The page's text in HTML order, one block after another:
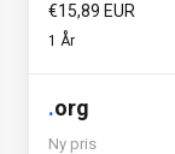
€15,89 EUR
1 År
.org
Ny pris